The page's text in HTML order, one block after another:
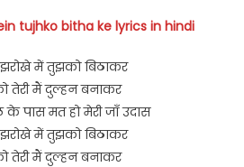
tujhko bitha ke lyrics in hindi
में तुझको बिठाकर
तेरी मैं दुल्हन बनाकर
पास मत हो मेरी जाँ उदास
में तुझको बिठाकर
तेरी मैं दुल्हन बनाकर